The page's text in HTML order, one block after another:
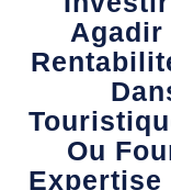
Agadir
Ou
Expertise